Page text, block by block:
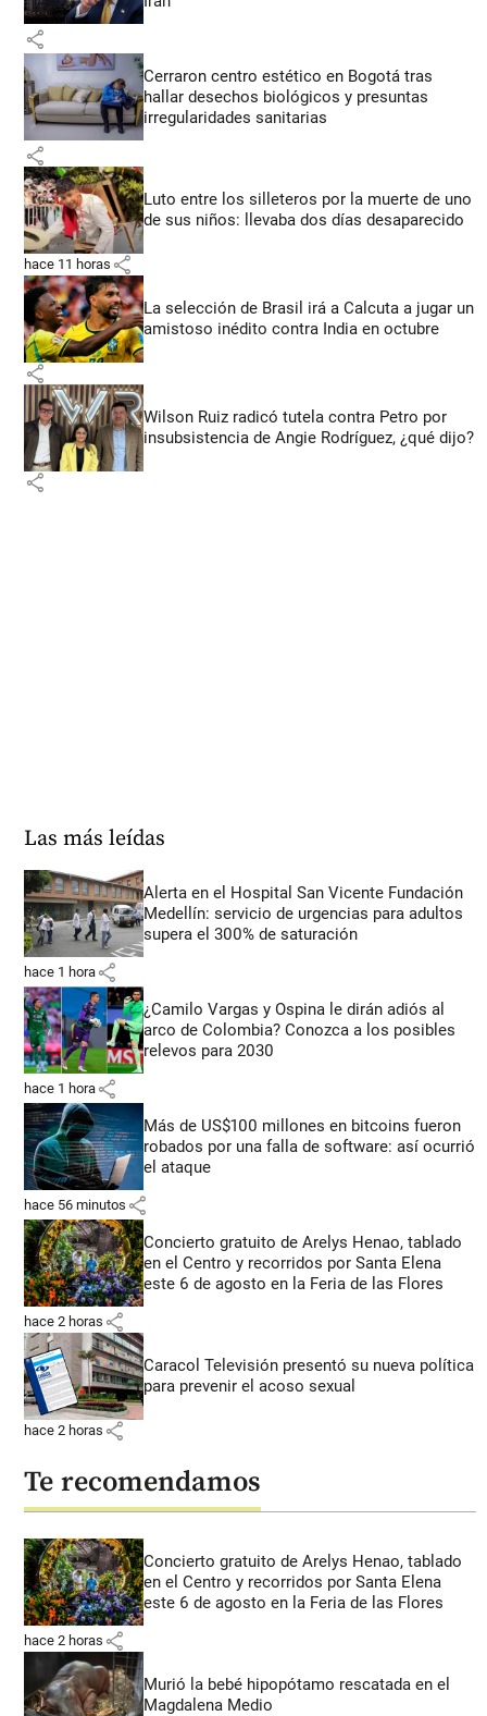
share
Cerraron centro estético en Bogotá tras
hallar desechos biológicos y presuntas
irregularidades sanitarias
share
Luto entre los silleteros por la muerte de uno
de sus niños: llevaba dos días desaparecido
hace 11 horas share
La selección de Brasil irá a Calcuta a jugar un
amistoso inédito contra India en octubre
share
Wilson Ruiz radicó tutela contra Petro por
insubsistencia de Angie Rodríguez, ¿qué dijo?
share
Las más leídas
Alerta en el Hospital San Vicente Fundación
Medellín: servicio de urgencias para adultos
supera el 300% de saturación
hace 1 hora share
¿Camilo Vargas y Ospina le dirán adiós al
arco de Colombia? Conozca a los posibles
relevos para 2030
hace 1 hora share
Más de US$100 millones en bitcoins fueron
robados por una falla de software: así ocurrió
el ataque
hace 56 minutos share
Concierto gratuito de Arelys Henao, tablado
en el Centro y recorridos por Santa Elena
este 6 de agosto en la Feria de las Flores
hace 2 horas share
Caracol Televisión presentó su nueva política
para prevenir el acoso sexual
hace 2 horas share
Te recomendamos
Concierto gratuito de Arelys Henao, tablado
en el Centro y recorridos por Santa Elena
este 6 de agosto en la Feria de las Flores
hace 2 horas share
Murió la bebé hipopótamo rescatada en el
Magdalena Medio